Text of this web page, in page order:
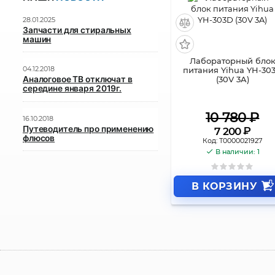
Лабораторный блок
питания Yihua YH-
(30V 3A)
10 780₽
7 200 ₽
Код: Т0000021927
В наличии: 1
В КОРЗИНУ
28.01.2025
Запчасти для стиральных
машин
04.12.2018
Аналоговое ТВ отключат в
середине января 2019г.
16.10.2018
Путеводитель про применению
флюсов